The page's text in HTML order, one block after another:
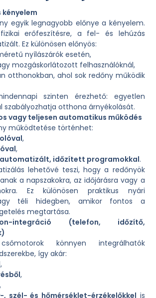
egyik legnagyobb előnye a kényelem.
erőfeszítésre, a fel- és lehúzás
Ez különösen előnyös:
nyílászárók esetén,
mozgáskorlátozott felhasználóknál,
otthonokban, ahol sok redőny működik
szinten érezhető: egyetlen
szabályozhatja otthona árnyékolását.
vagy teljesen automatikus működés
működtetése történhet:
,
,
automatizált, időzített programokkal.
lehetővé teszi, hogy a redőnyök
a napszakokra, az időjárásra vagy a
Ez különösen praktikus nyári
téli hidegben, amikor fontos a
megtartása.
integráció (telefon, időzítő,
könnyen integrálhatók
így akár:
,
,
,
, szél- és hőmérséklet-érzékelőkkel is